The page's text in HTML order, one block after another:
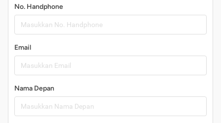
No. Handphone
Email
Nama Depan